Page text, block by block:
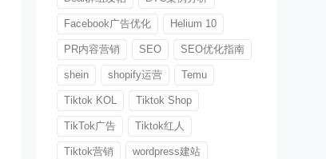
Facebook广告优化 Helium 10
PR内容营销 SEO SEO优化指南
shein shopify运营 Temu
Tiktok KOL Tiktok Shop
TikTok广告 Tiktok红人
Tiktok营销 wordpress建站